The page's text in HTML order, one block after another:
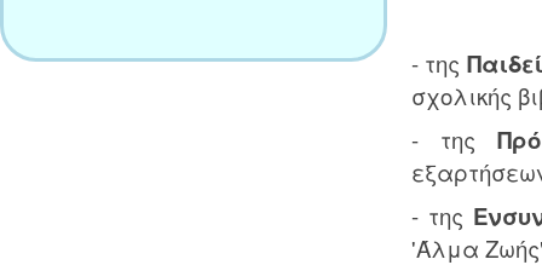
- της
σχολικής
- της
- της
'Άλμα